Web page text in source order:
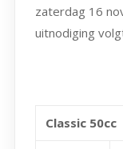
zaterdag 16
uitnodiging
Classic 50cc